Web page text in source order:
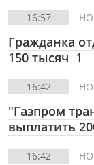
16:57
Гражданка
150 тысяч 1
16:42
"Газпром
выплатить
16:42